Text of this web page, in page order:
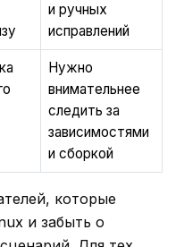
и ручных
исправлений
Нужно
внимательнее
следить за
зависимостями
и сборкой
которые
и забыть о